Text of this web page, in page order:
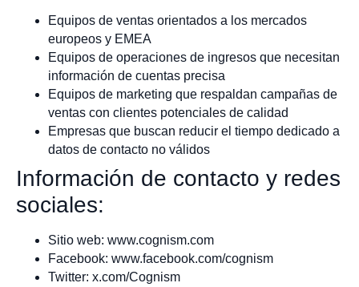
Equipos de ventas orientados a los mercados
europeos y EMEA
Equipos de operaciones de ingresos que necesitan
información de cuentas precisa
Equipos de marketing que respaldan campañas de
ventas con clientes potenciales de calidad
Empresas que buscan reducir el tiempo dedicado a
datos de contacto no válidos
Información de contacto y redes
sociales:
Sitio web: www.cognism.com
Facebook: www.facebook.com/cognism
Twitter: x.com/Cognism